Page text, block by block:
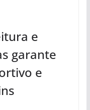
e
garante
e